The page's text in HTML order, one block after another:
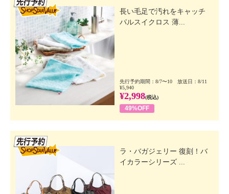
長い毛足で汚れをキャッチ
パルスイクロス 薄...
先行予約期間：8/7〜10 放送日：8/11
¥5,940
¥2,998(税込)
49%OFF
ラ・バガジェリー 復刻！バ
イカラーシリーズ ...